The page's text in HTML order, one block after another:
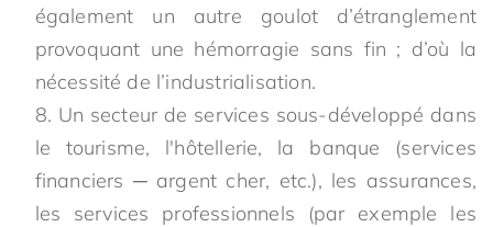
également un autre goulot d’étranglement
provoquant une hémorragie sans fin ; d’où la
nécessité de l’industrialisation.
Un secteur de services sous-développé dans
le tourisme, l'hôtellerie, la banque (services
financiers ─ argent cher, etc.), les assurances,
les services professionnels (par exemple les